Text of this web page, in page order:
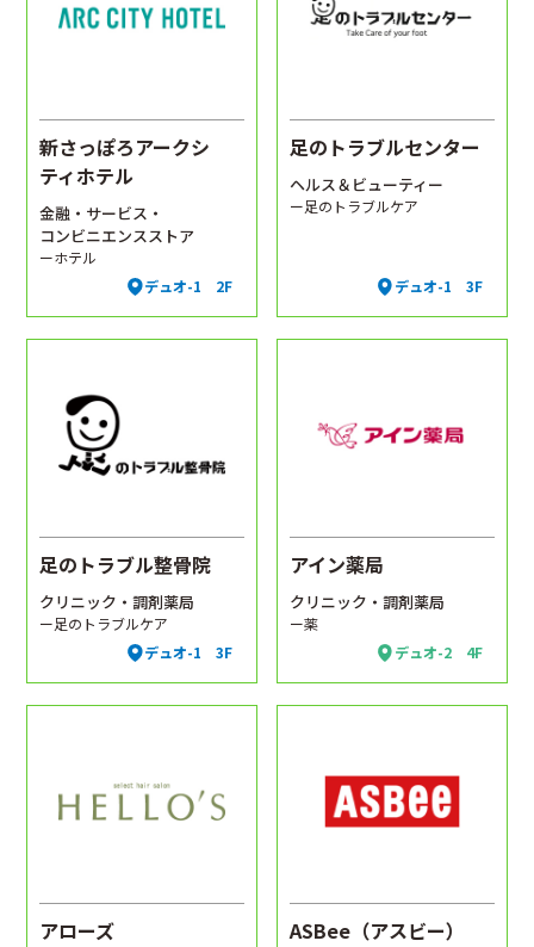
新さっぽろアークシ
ティホテル
金融・サービス・
コンビニエンスストア
ーホテル
デュオ-1 2F
足のトラブルセンター
ヘルス＆ビューティー
ー足のトラブルケア
デュオ-1 3F
足のトラブル整骨院
クリニック・調剤薬局
ー足のトラブルケア
デュオ-1 3F
アイン薬局
クリニック・調剤薬局
ー薬
デュオ-2 4F
アローズ ASBee（アスビー）